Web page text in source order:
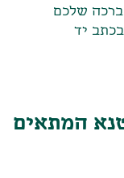
שלכם
יד
המתאים